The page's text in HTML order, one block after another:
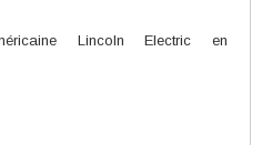
Lincoln Electric en